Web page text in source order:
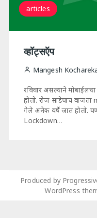
articles
व्हॉट्सऍप
Mangesh
रविवार असल्याने
होतो. रोज साडेपाच
गेले अनेक वर्षे जात होतो.
Lockdown…
Produced by
WordPress